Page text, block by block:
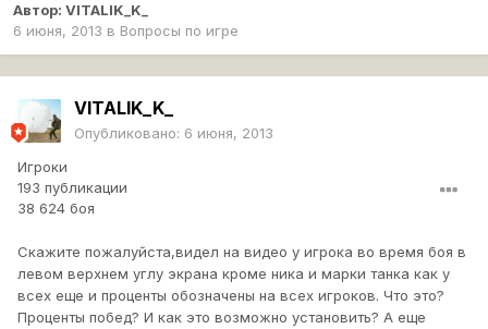
Автор: VITALIK_K_
6 июня, 2013 в Вопросы по игре
VITALIK_K_
Опубликовано: 6 июня, 2013
Игроки
193 публикации
38 624 боя
Скажите пожалуйста,видел на видео у игрока во время боя в
левом верхнем углу экрана кроме ника и марки танка как у
всех еще и проценты обозначены на всех игроков. Что это?
Проценты побед? И как это возможно установить? А еще